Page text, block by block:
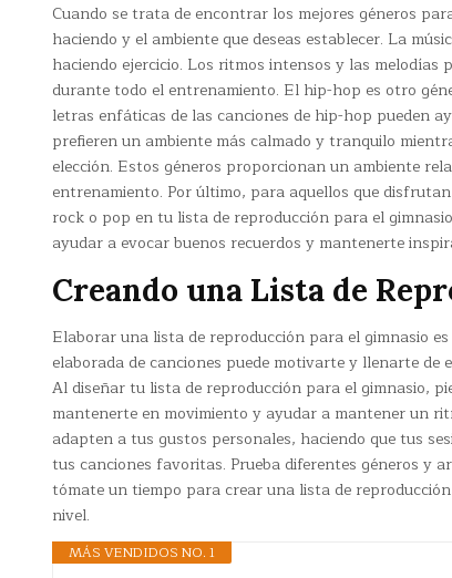
Cuando se trata de encontrar los mejores géneros
haciendo y el ambiente que deseas establecer. La
haciendo ejercicio. Los ritmos intensos y las
durante todo el entrenamiento. El hip-hop es otro
letras enfáticas de las canciones de hip-hop pueden
prefieren un ambiente más calmado y tranquilo
elección. Estos géneros proporcionan un ambiente
entrenamiento. Por último, para aquellos que
rock o pop en tu lista de reproducción para el
ayudar a evocar buenos recuerdos y mantenerte
Creando una Lista de
Elaborar una lista de reproducción para el gimnasio
elaborada de canciones puede motivarte y llenarte
Al diseñar tu lista de reproducción para el gimnasio,
mantenerte en movimiento y ayudar a mantener un
adapten a tus gustos personales, haciendo que tus
tus canciones favoritas. Prueba diferentes géneros y
tómate un tiempo para crear una lista de
nivel.
MÁS VENDIDOS NO. 1